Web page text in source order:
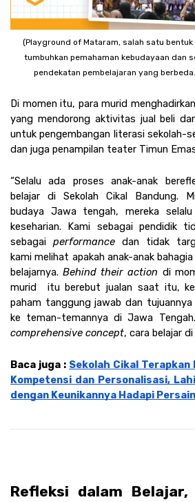
(Playground of Mataram, salah satu bentuk
tumbuhkan pemahaman kebudayaan dan
pendekatan pembelajaran yang
Di momen itu, para murid
yang mendorong aktivitas jual beli
untuk pengembangan literasi sekolah-
dan juga penampilan teater Timun
“Selalu ada proses anak-anak
belajar di Sekolah Cikal Bandung.
budaya Jawa tengah, mereka
keseharian. Kami sebagai pendidik
sebagai performance dan tidak
kami melihat apakah anak-anak
belajarnya. Behind their action di
murid  itu berebut jualan saat itu,
paham tanggung jawab dan
ke teman-temannya di Jawa
comprehensive concept, cara belajar
Baca juga : Sekolah Cikal
Kompetensi dan Personalisasi,
dengan Keunikannya Hadapi
Refleksi dalam Belajar,